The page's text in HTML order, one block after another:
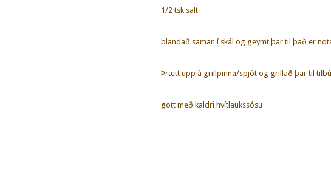
1/2 tsk salt
blandað saman í skál og geymt þar til það er
Þrætt upp á grillpinna/spjót og grillað þar til
gott með kaldri hvítlaukssósu